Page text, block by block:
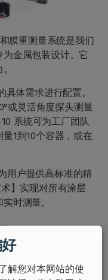
膜重测量系统是我们
金属包装设计。它
体需求进行配置。
或灵活角度探头测量
系统可为工厂团队
1到10个容器，或在
用户提供高标准的精
】实现对所有涂层
时测量。
解您对本网站的使